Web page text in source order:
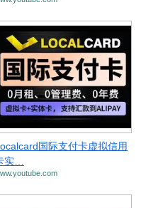
国际支付卡虚拟信用
实…